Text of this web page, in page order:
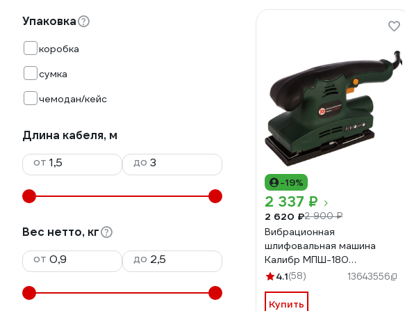
Упаковка
коробка
сумка
чемодан/кейс
Длина кабеля, м
от
до
Вес нетто, кг
от
до
-19%
2 337 ₽
2 620 ₽2 900 ₽
Вибрационная
шлифовальная машина
Калибр МПШ-180
00000000822
4.1(58) 13643556
Купить